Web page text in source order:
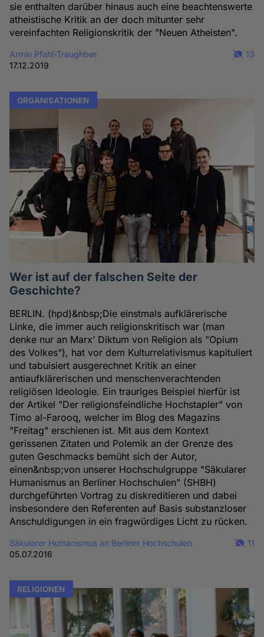
sie enthalten darüber hinaus auch eine beachtenswerte
atheistische Kritik an der doch mitunter sehr
vereinfachten Religionskritik der "Neuen Atheisten".
Armin Pfahl-Traughber
17.12.2019
13
ORGANISATIONEN
Wer ist auf der falschen Seite der
Geschichte?
BERLIN. (hpd)&nbsp;Die einstmals aufklärerische
Linke, die immer auch religionskritisch war (man
denke nur an Marx’ Diktum von Religion als "Opium
des Volkes"), hat vor dem Kulturrelativismus kapituliert
und tabuisiert ausgerechnet Kritik an einer
antiaufklärerischen und menschenverachtenden
religiösen Ideologie. Ein trauriges Beispiel hierfür ist
der Artikel "Der religionsfeindliche Hochstapler" von
Timo al-Farooq, welcher im Blog des Magazins
"Freitag" erschienen ist. Mit aus dem Kontext
gerissenen Zitaten und Polemik an der Grenze des
guten Geschmacks bemüht sich der Autor,
einen&nbsp;von unserer Hochschulgruppe "Säkularer
Humanismus an Berliner Hochschulen" (SHBH)
durchgeführten Vortrag zu diskreditieren und dabei
insbesondere den Referenten auf Basis substanzloser
Anschuldigungen in ein fragwürdiges Licht zu rücken.
Säkularer Humanismus an Berliner Hochschulen
05.07.2016
11
RELIGIONEN